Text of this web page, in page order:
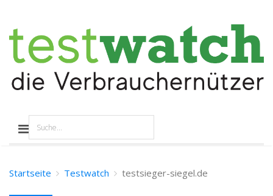
Startseite Testwatch testsieger-siegel.de